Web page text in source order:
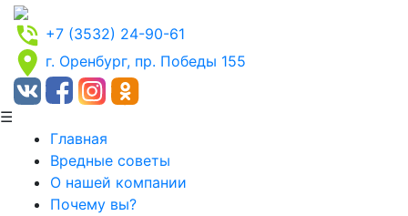
+7 (3532) 24-90-61
г. Оренбург, пр. Победы 155
☰
Главная
Вредные советы
О нашей компании
Почему вы?